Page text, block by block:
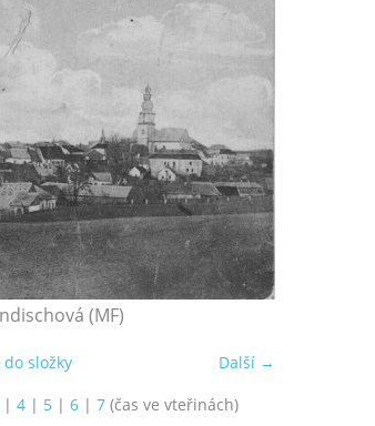
(MF)
Další →
složky
| 4| 5| 6| 7(čas ve vteřinách)